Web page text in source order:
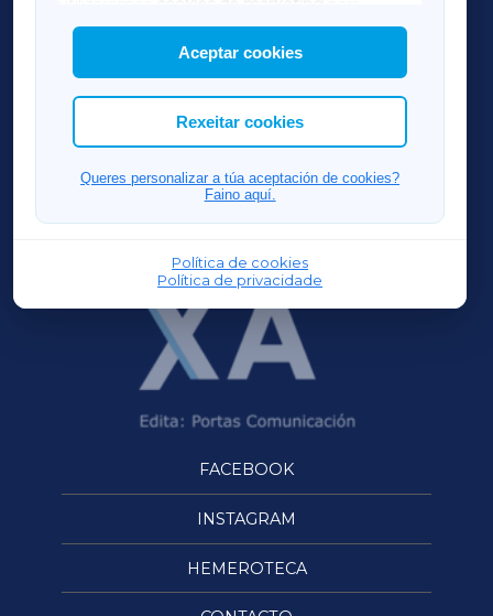
utilizaremos
cookies de marketing
mostrar publicidade de terceiros.
Así mesmo, podes personalizar a elección das
cookies que desexas permitir.
Aceptar cookies
Rexeitar cookies
Queres personalizar a túa aceptación de cookies?
Faino aquí.
Política de cookies
Política de privacidade
RIBEIRASACRAXA
ACORUÑAXA
FERROLXA
OURENSEXA
FACEBOOK
INSTAGRAM
HEMEROTECA